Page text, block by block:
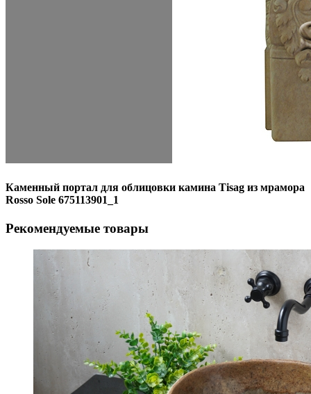
Каменный портал для облицовки камина Tisag из мрамора
Rosso Sole 675113901_1
Рекомендуемые товары